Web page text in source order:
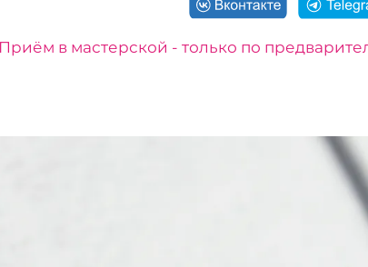
Приём в мастерской - только по